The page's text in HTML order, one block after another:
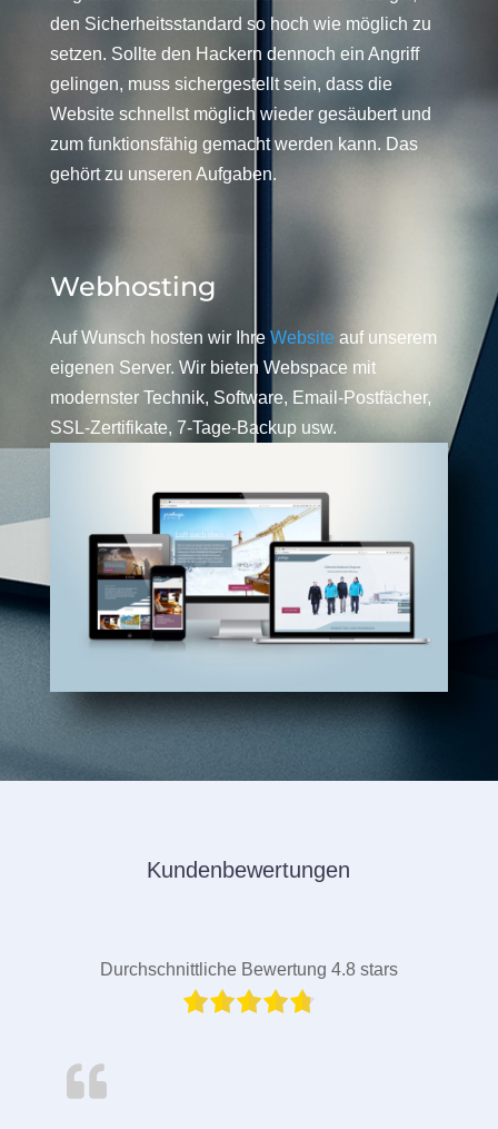
den Sicherheitsstandard so hoch wie möglich zu
setzen. Sollte den Hackern dennoch ein Angriff
gelingen, muss sichergestellt sein, dass die
Website schnellst möglich wieder gesäubert und
zum funktionsfähig gemacht werden kann. Das
gehört zu unseren Aufgaben.
Webhosting
Auf Wunsch hosten wir Ihre Website auf unserem
eigenen Server. Wir bieten Webspace mit
modernster Technik, Software, Email-Postfächer,
SSL-Zertifikate, 7-Tage-Backup usw.
Kundenbewertungen
Durchschnittliche Bewertung 4.8 stars